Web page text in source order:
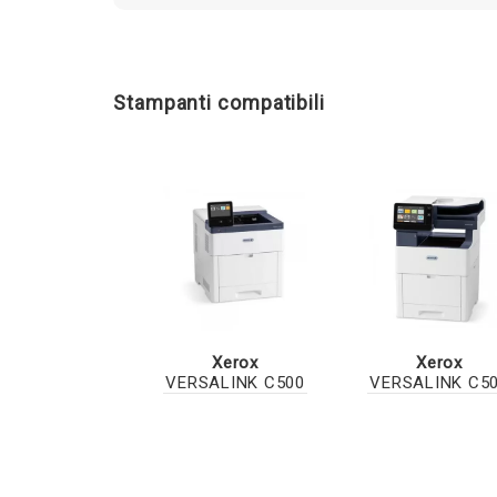
Stampanti compatibili
Xerox
VERSALINK C500
Xerox
VERSALINK